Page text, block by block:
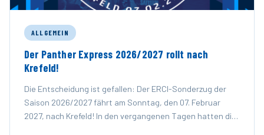
ALLGEMEIN
Der Panther Express 2026/2027 rollt nach
Krefeld!
Die Entscheidung ist gefallen: Der ERCI-Sonderzug der
Saison 2026/2027 fährt am Sonntag, den 07. Februar
2027, nach Krefeld! In den vergangenen Tagen hatten die